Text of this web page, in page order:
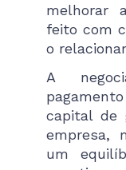
melhorar
feito com
o
A
capital de
empresa,
um